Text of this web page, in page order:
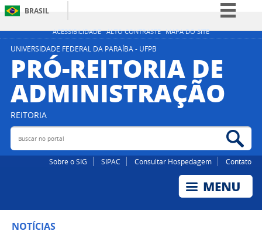
ACESSIBILIDADE ALTO CONTRASTE MAPA DO SITE
BRASIL
Simplifique!
Participe
Acesso à informação
Legislação
UNIVERSIDADE FEDERAL DA PARAÍBA - UFPB
PRÓ-REITORIA DE
ADMINISTRAÇÃO
REITORIA
Buscar no portal
Sobre o SIG SIPAC Consultar Hospedagem Contato
NOTÍCIAS